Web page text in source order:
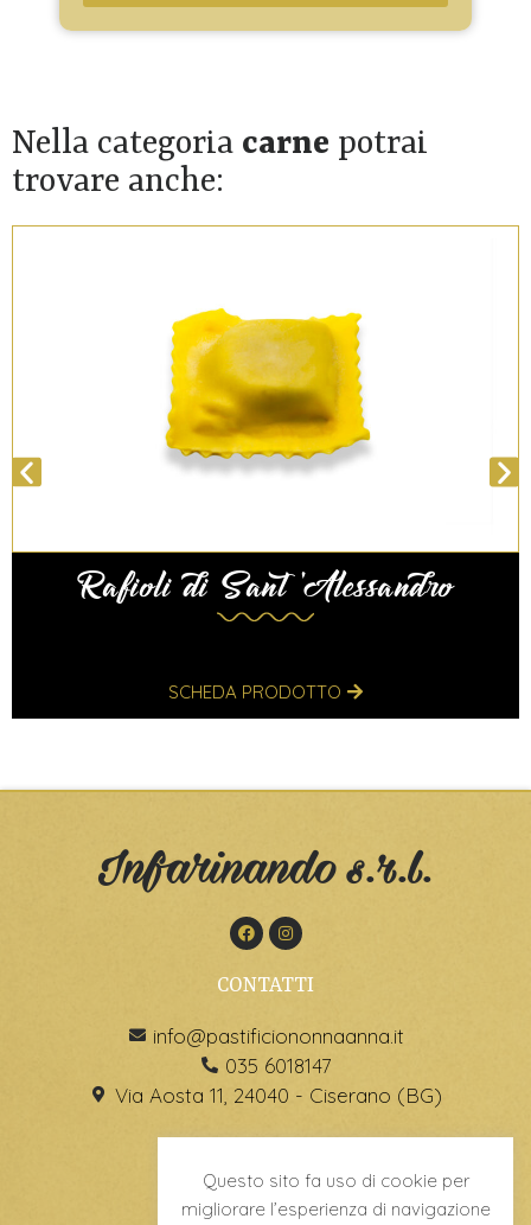
Nella categoria carne potrai
trovare anche:
Specialità al ragu di carne
SCHEDA PRODOTTO
Infarinando s.r.l.
CONTATTI
info@pastificiononnaanna.it
035 6018147
Via Aosta 11, 24040 - Ciserano (BG)
Questo sito fa uso di cookie per
migliorare l’esperienza di navigazione